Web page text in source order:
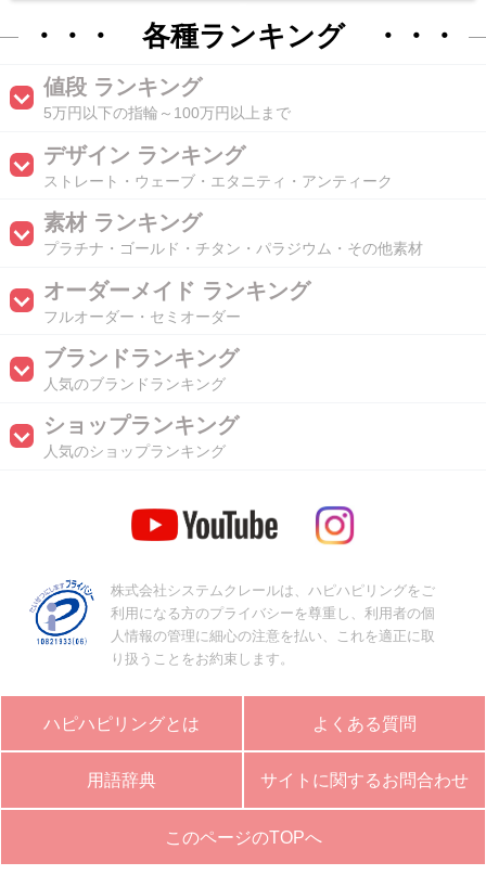
・・・ 各種ランキング ・・・
値段 ランキング
5万円以下の指輪～100万円以上まで
デザイン ランキング
ストレート・ウェーブ・エタニティ・アンティーク
素材 ランキング
プラチナ・ゴールド・チタン・パラジウム・その他素材
オーダーメイド ランキング
フルオーダー・セミオーダー
ブランドランキング
人気のブランドランキング
ショップランキング
人気のショップランキング
株式会社システムクレールは、ハピハピリングをご
利用になる方のプライバシーを尊重し、利用者の個
人情報の管理に細心の注意を払い、これを適正に取
り扱うことをお約束します。
ハピハピリングとは よくある質問
用語辞典 サイトに関するお問合わせ
このページのTOPへ